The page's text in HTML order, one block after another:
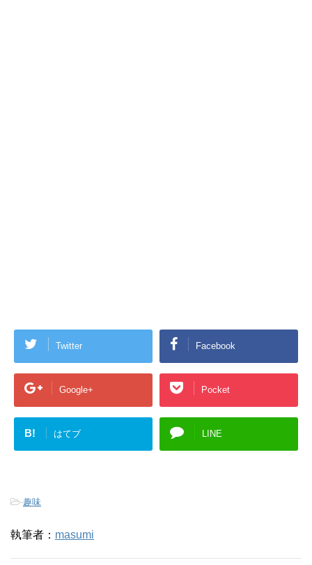
Twitter Facebook
Google+ Pocket
B! はてブ LINE
-趣味
執筆者： masumi